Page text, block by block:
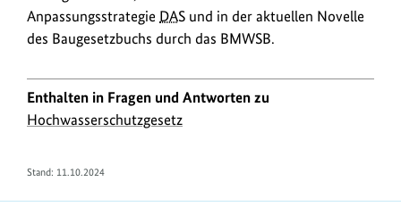
Anpassungsstrategie DAS und in der aktuellen Novelle
des Baugesetzbuchs durch das BMWSB.
Enthalten in Fragen und Antworten zu
Hochwasserschutzgesetz
Stand: 11.10.2024